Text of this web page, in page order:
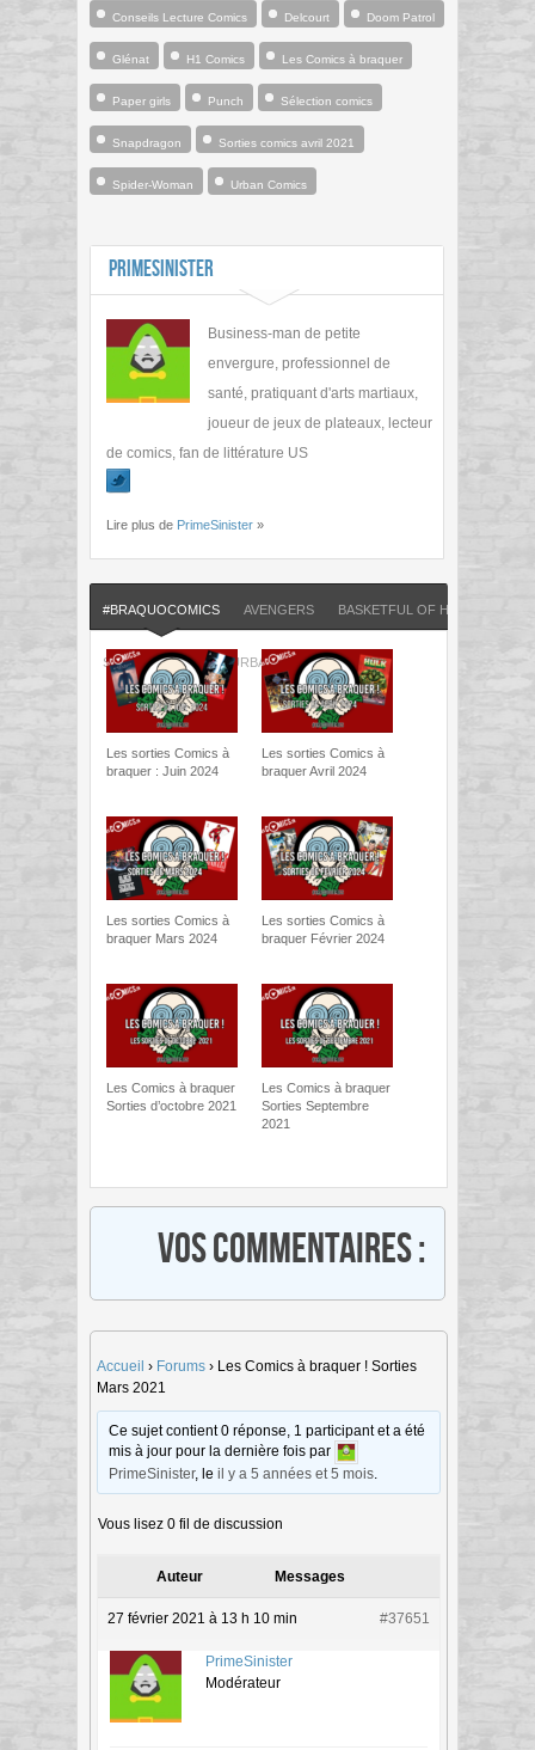
Conseils Lecture Comics Delcourt Doom Patrol
Glénat H1 Comics Les Comics à braquer
Paper girls Punch Sélection comics
Snapdragon Sorties comics avril 2021
Spider-Woman Urban Comics
PrimeSinister
Business-man de petite
envergure, professionnel de
santé, pratiquant d'arts martiaux,
joueur de jeux de plateaux, lecteur
de comics, fan de littérature US
Lire plus de PrimeSinister »
#BRAQUOCOMICS AVENGERS BASKETFUL OF HEADS
SPIDER-WOMAN URBAN COMICS
Les sorties Comics à
braquer : Juin 2024
Les sorties Comics à
braquer Avril 2024
Les sorties Comics à
braquer Mars 2024
Les sorties Comics à
braquer Février 2024
Les Comics à braquer
Sorties d’octobre 2021
Les Comics à braquer
Sorties Septembre
2021
Vos commentaires :
Accueil › Forums › Les Comics à braquer ! Sorties
Mars 2021
Ce sujet contient 0 réponse, 1 participant et a été
mis à jour pour la dernière fois par
PrimeSinister, leil y a 5 années et 5 mois.
Vous lisez 0 fil de discussion
Auteur Messages
27 février 2021 à 13 h 10 min #37651
PrimeSinister
Modérateur